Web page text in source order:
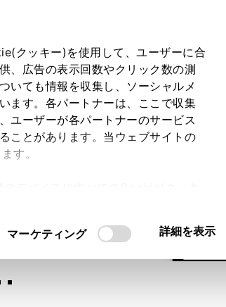
クッキー)を使用して、ユーザーに合
、広告の表示回数やクリック数の測
いても情報を収集し、ソーシャルメ
ます。各パートナーは、ここで収集
ユーザーが各パートナーのサービス
ことがあります。当ウェブサイトの
す。
マーケティング 詳細を表示
積り